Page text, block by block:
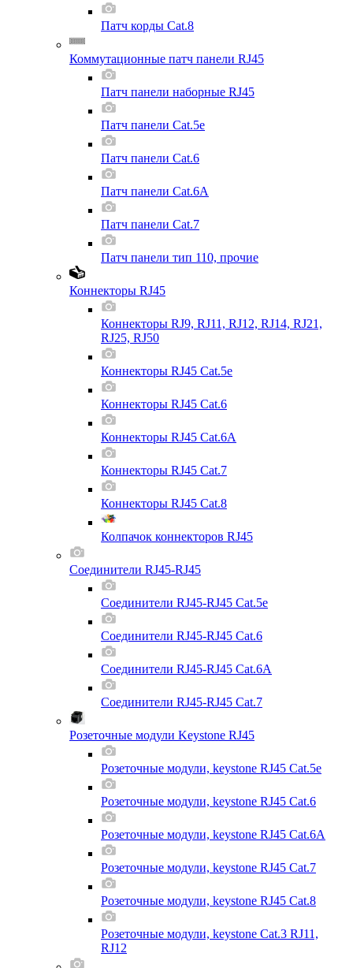
Патч корды Cat.8
Коммутационные патч панели RJ45
Патч панели наборные RJ45
Патч панели Cat.5e
Патч панели Cat.6
Патч панели Cat.6A
Патч панели Cat.7
Патч панели тип 110, прочие
Коннекторы RJ45
Коннекторы RJ9, RJ11, RJ12, RJ14, RJ21,
RJ25, RJ50
Коннекторы RJ45 Cat.5e
Коннекторы RJ45 Cat.6
Коннекторы RJ45 Cat.6A
Коннекторы RJ45 Cat.7
Коннекторы RJ45 Cat.8
Колпачок коннекторов RJ45
Соединители RJ45-RJ45
Соединители RJ45-RJ45 Cat.5e
Соединители RJ45-RJ45 Cat.6
Соединители RJ45-RJ45 Cat.6A
Соединители RJ45-RJ45 Cat.7
Розеточные модули Keystone RJ45
Розеточные модули, keystone RJ45 Cat.5e
Розеточные модули, keystone RJ45 Cat.6
Розеточные модули, keystone RJ45 Cat.6A
Розеточные модули, keystone RJ45 Cat.7
Розеточные модули, keystone RJ45 Cat.8
Розеточные модули, keystone Cat.3 RJ11,
RJ12